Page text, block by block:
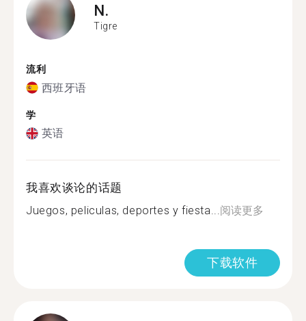
N.
Tigre
流利
西班牙语
学
英语
我喜欢谈论的话题
Juegos, peliculas, deportes y fiesta...阅读更多
下载软件